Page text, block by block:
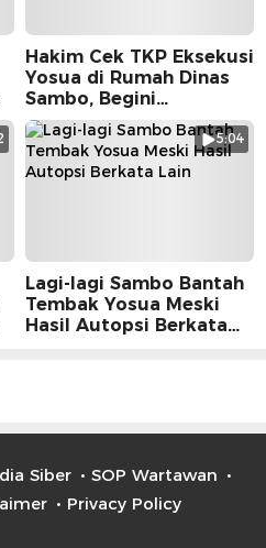
Hakim Cek TKP Eksekusi
Yosua di Rumah Dinas
Sambo, Begini
Suasananya
5:04
Lagi-lagi Sambo Bantah
Tembak Yosua Meski
Hasil Autopsi Berkata
Siber
SOP Wartawan
Privacy Policy